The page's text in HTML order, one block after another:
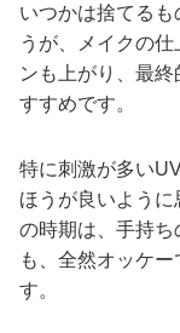
いつかは捨てる
うが、メイクの
ンも上がり、最
すすめです。
特に刺激が多い
ほうが良いよう
の時期は、手持ち
も、全然オッケ
す。